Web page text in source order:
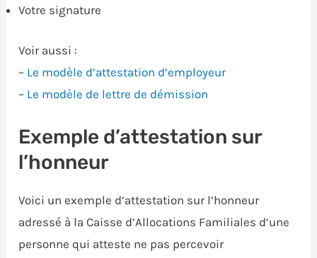
Votre signature
Voir aussi :
– Le modèle d’attestation d’employeur
– Le modèle de lettre de démission
Exemple d’attestation sur
l’honneur
Voici un exemple d’attestation sur l’honneur
adressé à la Caisse d’Allocations Familiales d’une
personne qui atteste ne pas percevoir